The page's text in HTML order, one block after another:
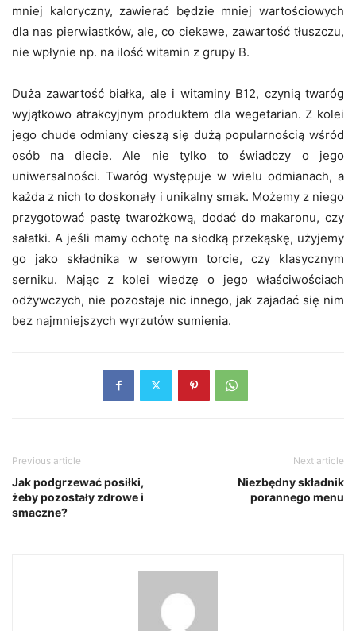
mniej kaloryczny, zawierać będzie mniej wartościowych
dla nas pierwiastków, ale, co ciekawe, zawartość tłuszczu,
nie wpłynie np. na ilość witamin z grupy B.
Duża zawartość białka, ale i witaminy B12, czynią twaróg
wyjątkowo atrakcyjnym produktem dla wegetarian. Z kolei
jego chude odmiany cieszą się dużą popularnością wśród
osób na diecie. Ale nie tylko to świadczy o jego
uniwersalności. Twaróg występuje w wielu odmianach, a
każda z nich to doskonały i unikalny smak. Możemy z niego
przygotować pastę twarożkową, dodać do makaronu, czy
sałatki. A jeśli mamy ochotę na słodką przekąskę, użyjemy
go jako składnika w serowym torcie, czy klasycznym
serniku. Mając z kolei wiedzę o jego właściwościach
odżywczych, nie pozostaje nic innego, jak zajadać się nim
bez najmniejszych wyrzutów sumienia.
Previous article
Jak podgrzewać posiłki,
żeby pozostały zdrowe i
smaczne?
Next article
Niezbędny składnik
porannego menu